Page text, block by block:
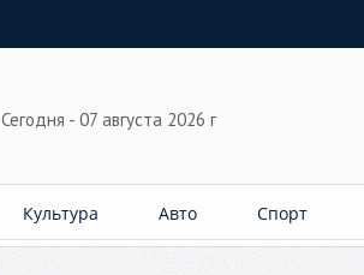
Сегодня - 07 августа 2026 г
Культура Авто Спорт